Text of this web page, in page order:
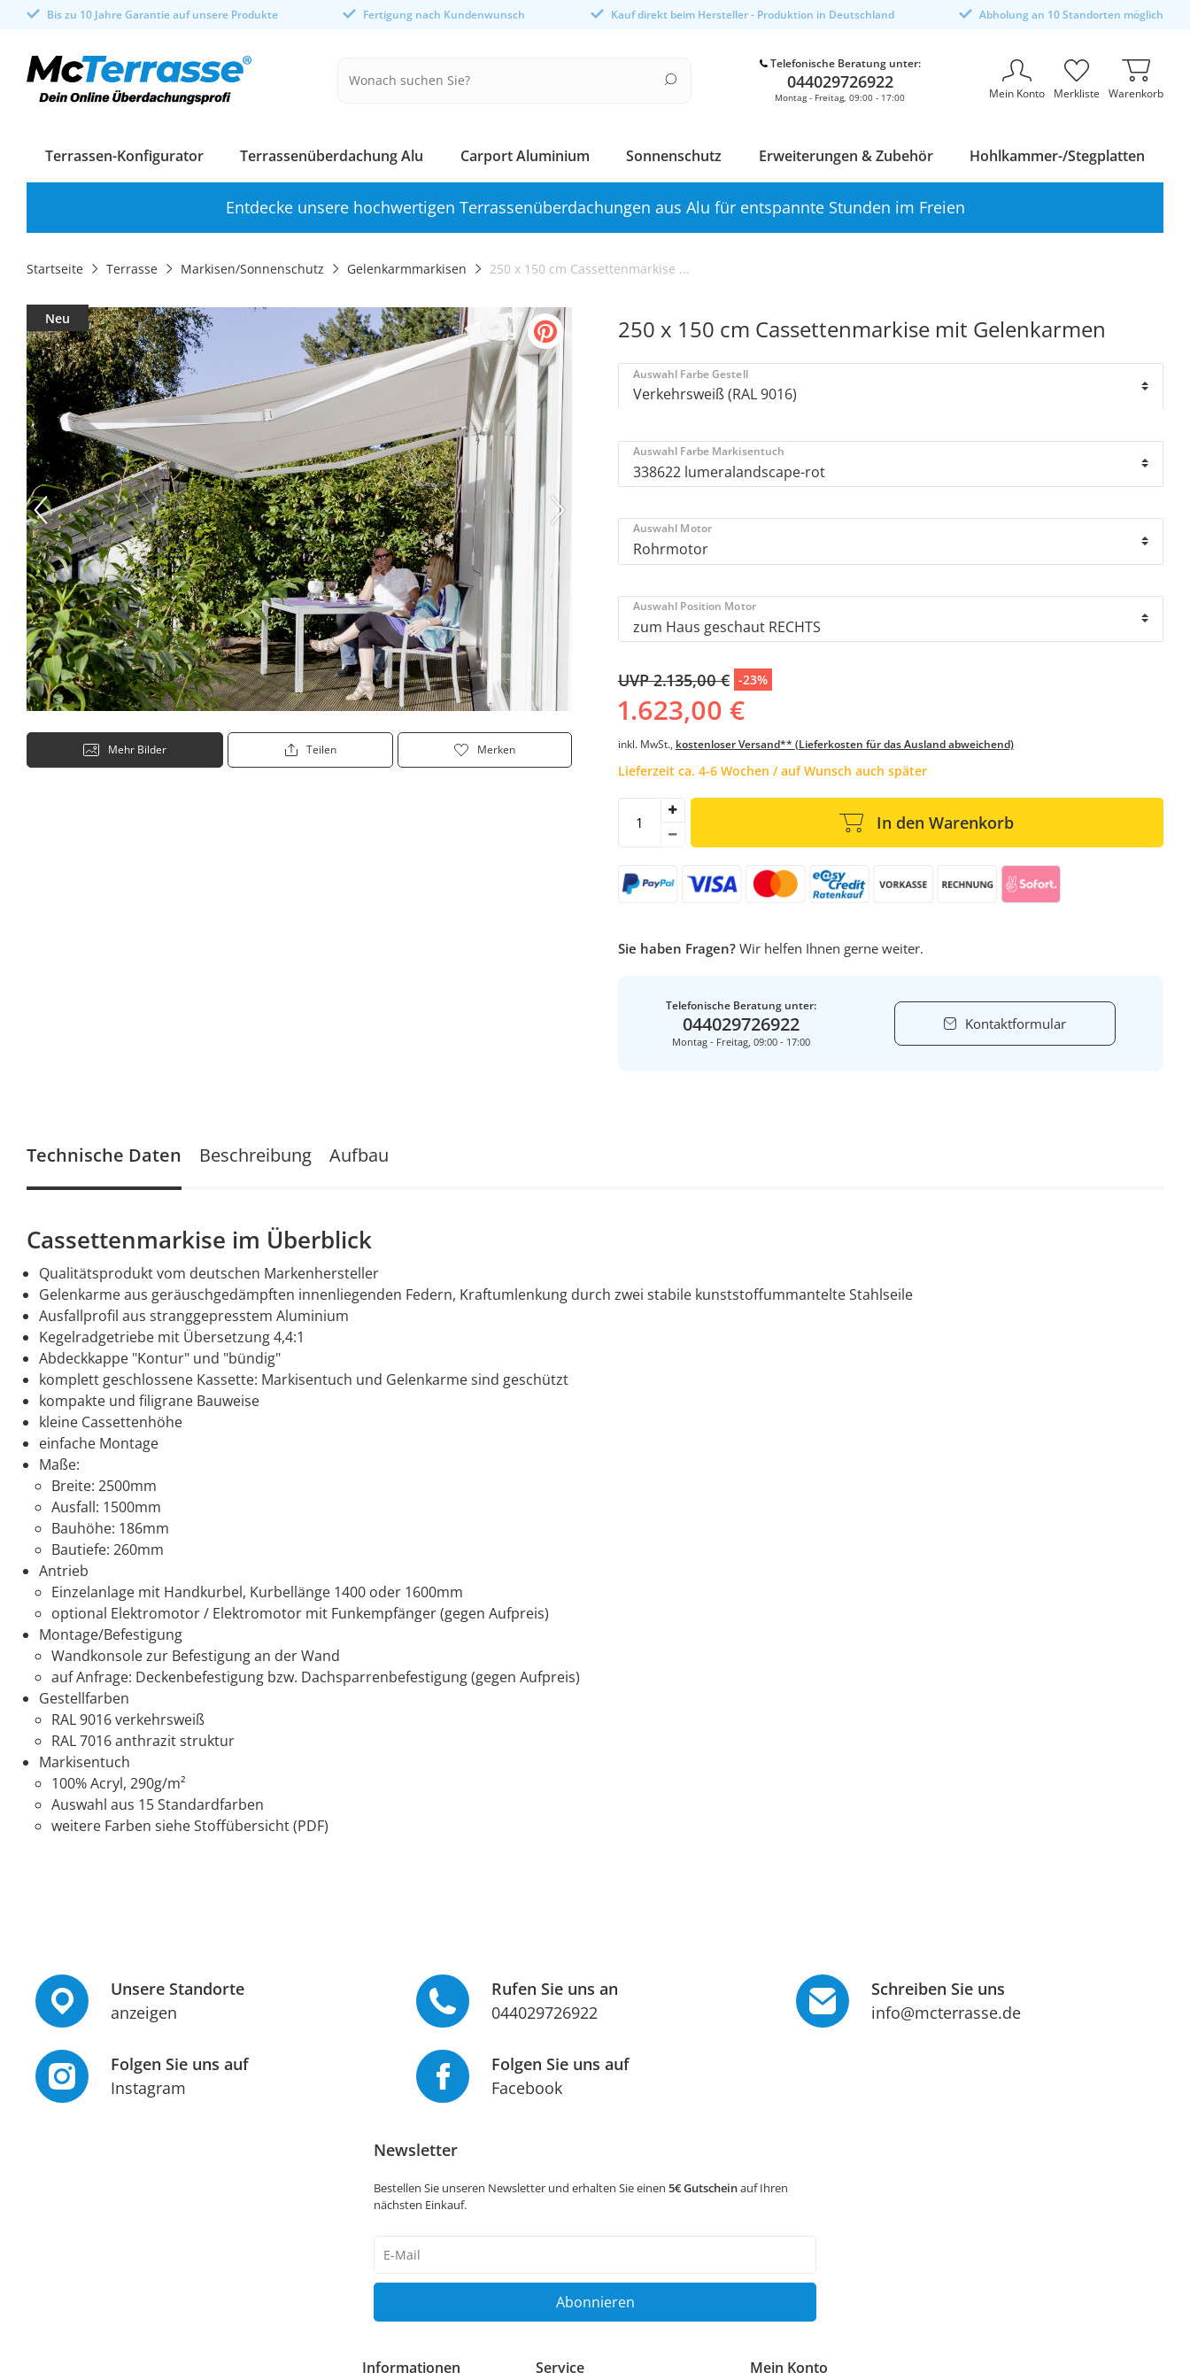
Bis zu 10 Jahre Garantie auf unsere Produkte Fertigung nach Kundenwunsch Kauf direkt beim Hersteller - Produktion in Deutschland Abholung an 10 Standorten möglich
Telefonische Beratung unter:
044029726922
Montag - Freitag, 09:00 - 17:00 Mein Konto Merkliste Warenkorb
Terrassen-Konfigurator Terrassenüberdachung Alu Carport Aluminium Sonnenschutz Erweiterungen & Zubehör Hohlkammer-/Stegplatten
Entdecke unsere hochwertigen Terrassenüberdachungen aus Alu für entspannte Stunden im Freien
Startseite Terrasse Markisen/Sonnenschutz Gelenkarmmarkisen 250 x 150 cm Cassettenmarkise ...
Neu
Mehr Bilder Teilen Merken
250 x 150 cm Cassettenmarkise mit Gelenkarmen
Auswahl Farbe Gestell
Auswahl Farbe Markisentuch
Auswahl Motor
Auswahl Position Motor
UVP 2.135,00 € -23%
1.623,00 €
inkl. MwSt., kostenloser Versand** (Lieferkosten für das Ausland abweichend)
Lieferzeit ca. 4-6 Wochen / auf Wunsch auch später
In den Warenkorb
Sie haben Fragen?Wir helfen Ihnen gerne weiter.
Kontaktformular
Telefonische Beratung unter:
044029726922
Montag - Freitag, 09:00 - 17:00
Technische Daten
Cassettenmarkise im Überblick
Qualitätsprodukt vom deutschen Markenhersteller
Gelenkarme aus geräuschgedämpften innenliegenden Federn, Kraftumlenkung durch zwei stabile kunststoffummantelte Stahlseile
Ausfallprofil aus stranggepresstem Aluminium
Kegelradgetriebe mit Übersetzung 4,4:1
Abdeckkappe "Kontur" und "bündig"
komplett geschlossene Kassette: Markisentuch und Gelenkarme sind geschützt
kompakte und filigrane Bauweise
kleine Cassettenhöhe
einfache Montage
Maße:
Breite: 2500mm
Ausfall: 1500mm
Bauhöhe: 186mm
Bautiefe: 260mm
Antrieb
Einzelanlage mit Handkurbel, Kurbellänge 1400 oder 1600mm
optional Elektromotor / Elektromotor mit Funkempfänger (gegen Aufpreis)
Montage/Befestigung
Wandkonsole zur Befestigung an der Wand
auf Anfrage: Deckenbefestigung bzw. Dachsparrenbefestigung (gegen Aufpreis)
Gestellfarben
RAL 9016 verkehrsweiß
RAL 7016 anthrazit struktur
Markisentuch
100% Acryl, 290g/m²
Auswahl aus 15 Standardfarben
weitere Farben siehe Stoffübersicht (PDF)
Beschreibung Aufbau
Unsere Standorte
anzeigen
Rufen Sie uns an
044029726922
Schreiben Sie uns
info@mcterrasse.de
Folgen Sie uns auf
Instagram
Folgen Sie uns auf
Facebook
Newsletter
Bestellen Sie unseren Newsletter und erhalten Sie einen 5€ Gutscheinauf Ihren
nächsten Einkauf.
Honig
Abonnieren
Informationen Service Mein Konto